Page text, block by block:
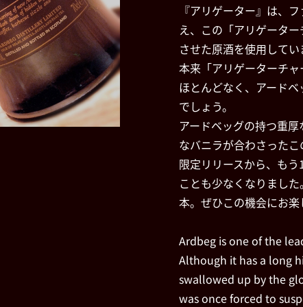
『アリゲーター』は、
え、この「アリゲータ
させた原酒を使用してい
本来「アリゲーターチ
ほとんどなく、アード
でしょう。
アードベッグの持つ重
なバニラが合わさった
限定リリースから、も
ことも少なくなりまし
本。ぜひこの機会にお
Ardbeg is one of the
Although it has a long
swallowed up by the
was once forced to